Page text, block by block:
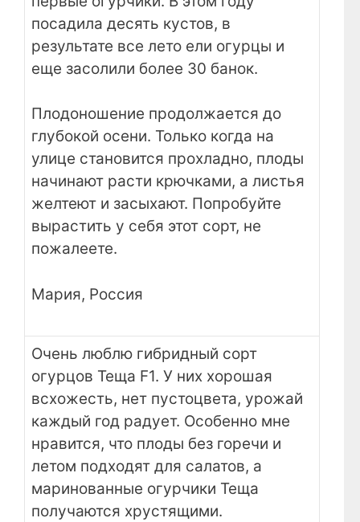
посадила десять кустов, в
результате все лето ели огурцы и
еще засолили более 30 банок.
Плодоношение продолжается до
глубокой осени. Только когда на
улице становится прохладно, плоды
начинают расти крючками, а листья
желтеют и засыхают. Попробуйте
вырастить у себя этот сорт, не
пожалеете.
Мария, Россия
Очень люблю гибридный сорт
огурцов Теща F1. У них хорошая
всхожесть, нет пустоцвета, урожай
каждый год радует. Особенно мне
нравится, что плоды без горечи и
летом подходят для салатов, а
маринованные огурчики Теща
получаются хрустящими.